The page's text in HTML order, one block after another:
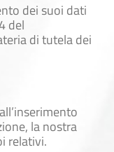
dei suoi dati
del
di tutela dei
la nostra
relativi.